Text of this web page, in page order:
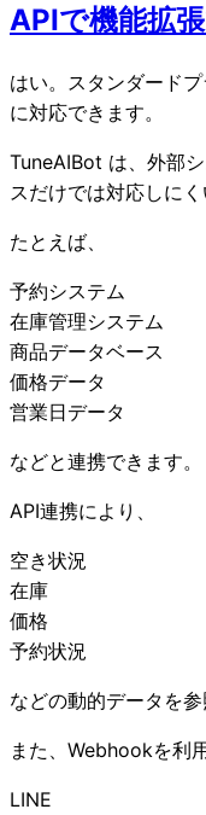
APIで機能拡
はい。スタンダード
に対応できます。
TuneAIBot は、外部
スだけでは対応しに
たとえば、
予約システム
在庫管理システム
商品データベース
価格データ
営業日データ
などと連携できます。
API連携により、
空き状況
在庫
価格
予約状況
などの動的データを参
また、Webhookを利
LINE